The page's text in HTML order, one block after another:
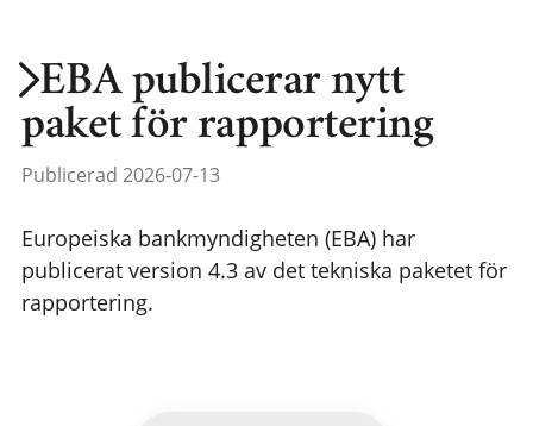
EBA publicerar nytt
paket för rapportering
Publicerad 2026-07-13
Europeiska bankmyndigheten (EBA) har
publicerat version 4.3 av det tekniska paketet för
rapportering.